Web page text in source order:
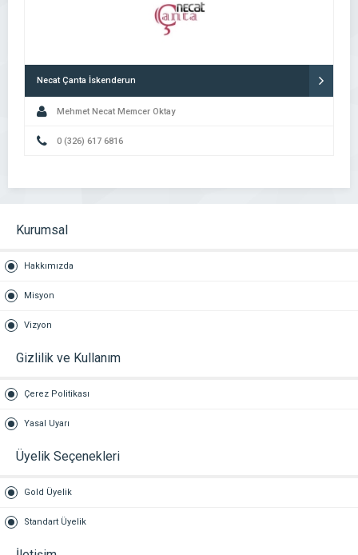
Necat Çanta İskenderun
Mehmet Necat Memcer Oktay
0 (326) 617 6816
Kurumsal
Hakkımızda
Misyon
Vizyon
Gizlilik ve Kullanım
Çerez Politikası
Yasal Uyarı
Üyelik Seçenekleri
Gold Üyelik
Standart Üyelik